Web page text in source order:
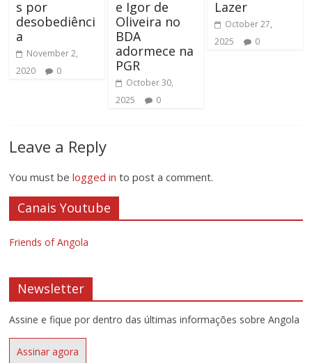
s por
desobediênci
a
November 2,
2020
0
e Igor de
Oliveira no
BDA
adormece na
PGR
October 30,
2025
0
Lazer
October 27,
2025
0
Leave a Reply
You must belogged in to post a comment.
Canais Youtube
Friends of Angola
Newsletter
Assine e fique por dentro das últimas informações sobre Angola
Assinar agora